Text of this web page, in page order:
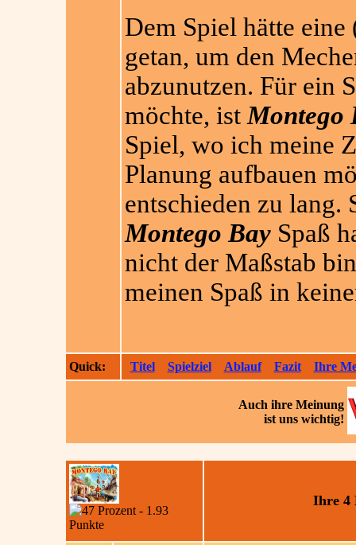
Dem Spiel hätte
getan, um den
abzunutzen. Für ein
möchte, ist Montego
Spiel, wo ich meine
Planung aufbauen
entschieden zu
Montego BaySpaß
nicht der Maßstab
meinen Spaß in
Quick: Titel Spielziel Ablauf Fazit Ihre
Auch ihre Meinung
ist uns wichtig!
Ihre 4